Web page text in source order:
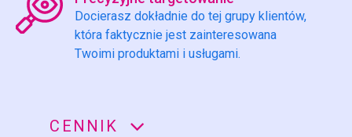
Docierasz dokładnie do tej grupy klientów,
która faktycznie jest zainteresowana
Twoimi produktami i usługami.
CENNIK